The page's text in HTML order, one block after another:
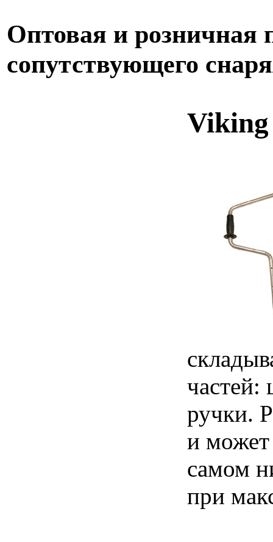
Оптовая и розничная
сопутствующего
ручки.
и может
самом
при